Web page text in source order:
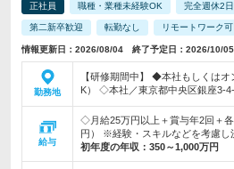
正社員 職種・業種未経験OK 完全週休2日
第二新卒歓迎 転勤なし リモートワーク可
情報更新日：2026/08/04 終了予定日：2026/10/05
勤務地
【研修期間中】 ◆本社もしくは
K） ◇本社／東京都中央区銀座3-
給与
◇月給25万円以上＋賞与年2回＋
円） ※経験・スキルなどを考慮し
初年度の年収： 350～1,000万円